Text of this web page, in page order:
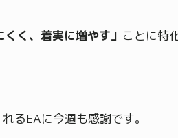
くく、着実に増やす」 ことに特
るEAに今週も感謝です。